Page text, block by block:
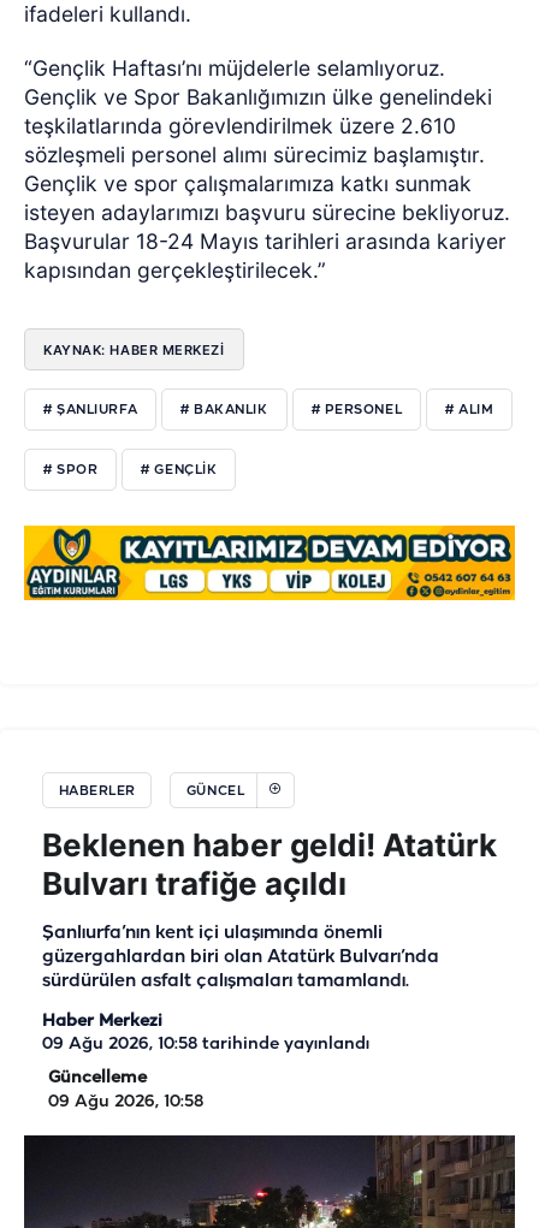
ifadeleri kullandı.
“Gençlik Haftası’nı müjdelerle selamlıyoruz.
Gençlik ve Spor Bakanlığımızın ülke genelindeki
teşkilatlarında görevlendirilmek üzere 2.610
sözleşmeli personel alımı sürecimiz başlamıştır.
Gençlik ve spor çalışmalarımıza katkı sunmak
isteyen adaylarımızı başvuru sürecine bekliyoruz.
Başvurular 18-24 Mayıs tarihleri arasında kariyer
kapısından gerçekleştirilecek.”
KAYNAK: HABER MERKEZİ
# ŞANLIURFA # BAKANLIK # PERSONEL # ALIM
# SPOR # GENÇLİK
HABERLER GÜNCEL
Beklenen haber geldi! Atatürk
Bulvarı trafiğe açıldı
Şanlıurfa’nın kent içi ulaşımında önemli
güzergahlardan biri olan Atatürk Bulvarı’nda
sürdürülen asfalt çalışmaları tamamlandı.
Haber Merkezi
09 Ağu 2026, 10:58 tarihinde yayınlandı
Güncelleme
09 Ağu 2026, 10:58